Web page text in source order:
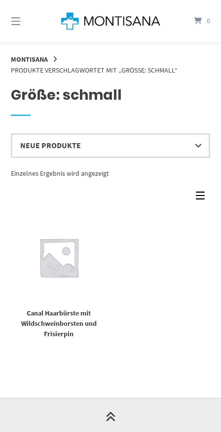
zum
0
MONTISANA
PRODUKTE VERSCHLAGWORTET MIT „GRÖSSE: SCHMALL“
Größe: schmall
Einzelnes Ergebnis wird angezeigt
Canal Haarbürste mit
Wildschweinborsten und
Frisierpin